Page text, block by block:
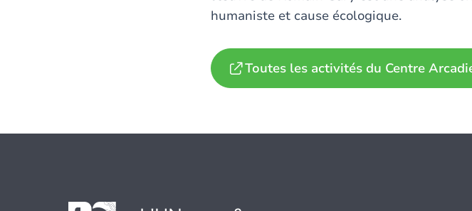
humaniste et cause écologique.
Toutes les activités du Centre